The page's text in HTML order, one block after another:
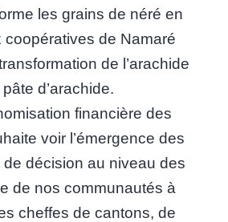
les grains de néré en
coopératives de Namaré
de l’arachide
d’arachide.
financière des
voir l’émergence des
décision au niveau des
de nos communautés à
cheffes de cantons, de